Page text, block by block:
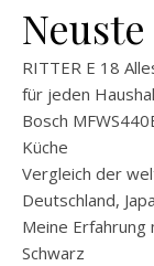
RITTER E 18
für jeden
Bosch
Küche
Vergleich der
Deutschland,
Meine Erfahrung
Schwarz